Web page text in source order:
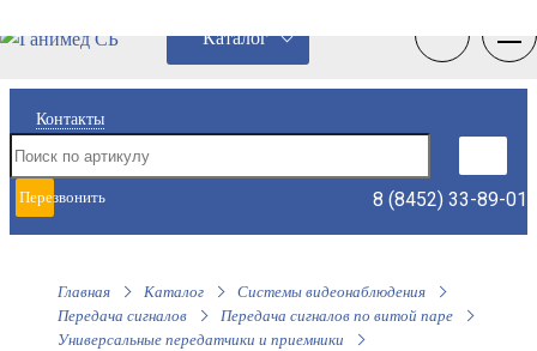
Контакты
Перезвонить
мне
8 (8452) 33-89-01
Каталог
Главная Каталог
Системы видеонаблюдения
Передача сигналов
Передача сигналов по витой паре
Универсальные передатчики и приемники